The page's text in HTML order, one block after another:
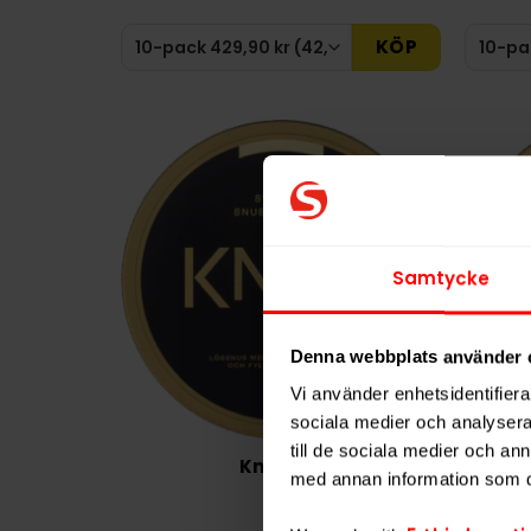
Samtycke
Denna webbplats använder
Vi använder
sociala medier och
till de sociala medier och
med annan information som
KÖP
Knox Lös